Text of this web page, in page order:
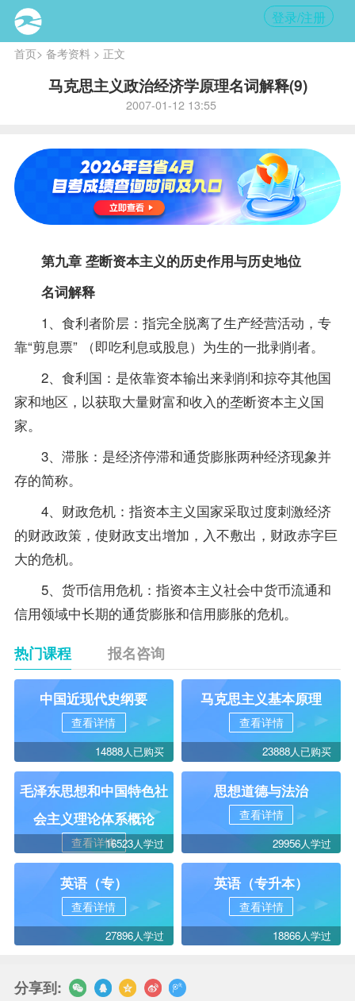
登录/注册
首页> 备考资料> 正文
马克思主义政治经济学原理名词解释(9)
2007-01-12 13:55
第九章 垄断资本主义的历史作用与历史地位
名词解释
1、食利者阶层：指完全脱离了生产经营活动，专
靠“剪息票” （即吃利息或股息）为生的一批剥削者。
2、食利国：是依靠资本输出来剥削和掠夺其他国
家和地区，以获取大量财富和收入的垄断资本主义国
家。
3、滞胀：是经济停滞和通货膨胀两种经济现象并
存的简称。
4、财政危机：指资本主义国家采取过度刺激经济
的财政政策 ，使财政支出增加，入不敷出，财政赤字巨
大的危机。
5、货币信用危机：指资本主义社会中货币流通和
信用领域中长期的通货膨胀和信用膨胀的危机。
热门课程 报名咨询
中国近现代史纲要
查看详情
14888人已购买
马克思主义基本原理
查看详情
23888人已购买
毛泽东思想和中国特色社
会主义理论体系概论
查看详情16523人学过
思想道德与法治
查看详情
29956人学过
英语（专）
查看详情
27896人学过
英语（专升本）
查看详情
18866人学过
分享到: